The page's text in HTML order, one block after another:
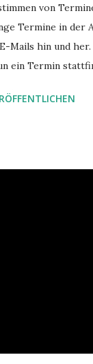
von
Termine in der
Mails hin und
ein Termin